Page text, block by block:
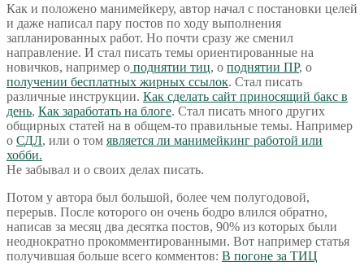
Как и положено манимейкеру, автор начал с постановки целей
и даже написал пару постов по ходу выполнения
запланированных работ. Но почти сразу же сменил
направление. И стал писать темы ориентированные на
новичков, например о поднятии тиц, о поднятии ПР, о
получении бесплатных жирных ссылок. Стал писать
различные инструкции. Как сделать сайт приносящий бакс в
день, Как заработать на блоге. Стал писать много других
общирных статей на в общем-то правильные темы. Например
о СДЛ, или о том является ли манимейкинг работой или
хобби.
Не забывал и о своих делах писать.
Потом у автора был большой, более чем полугодовой,
перерыв. После которого он очень бодро влился обратно,
написав за месяц два десятка постов, 90% из которых были
неоднократно прокомментированными. Вот например статья
получившая больше всего комментов: В погоне за ТИЦ